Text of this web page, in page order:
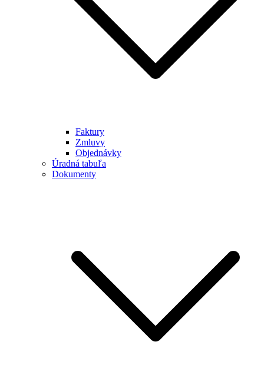
Faktury
Zmluvy
Objednávky
Úradná tabuľa
Dokumenty